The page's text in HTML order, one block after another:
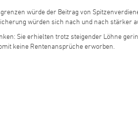
würde der Beitrag von
würden sich nach und nach stärker
Sie erhielten trotz steigender Löhne
keine Rentenansprüche erworben.